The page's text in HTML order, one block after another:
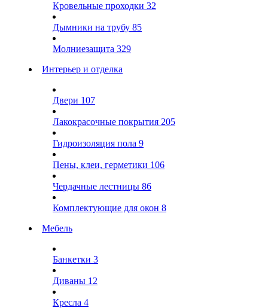
Кровельные проходки 32
Дымники на трубу 85
Молниезащита 329
Интерьер и отделка
Двери 107
Лакокрасочные покрытия 205
Гидроизоляция пола 9
Пены, клеи, герметики 106
Чердачные лестницы 86
Комплектующие для окон 8
Мебель
Банкетки 3
Диваны 12
Кресла 4